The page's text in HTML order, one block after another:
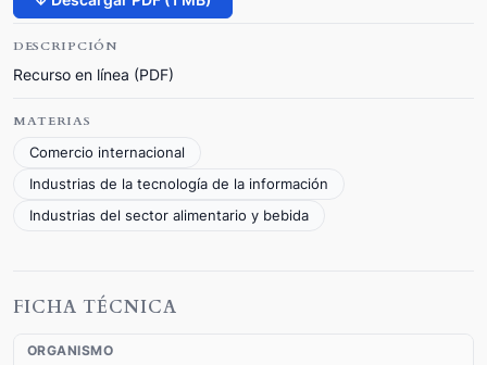
DESCRIPCIÓN
Recurso en línea (PDF)
MATERIAS
Comercio internacional
Industrias de la tecnología de la información
Industrias del sector alimentario y bebida
FICHA TÉCNICA
ORGANISMO